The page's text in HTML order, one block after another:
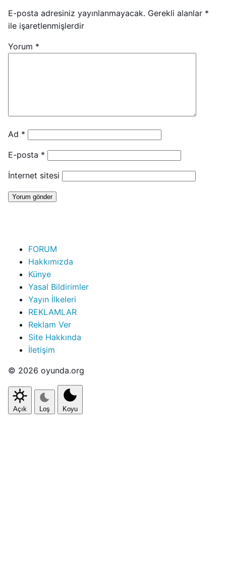
E-posta adresiniz yayınlanmayacak. Gerekli alanlar *
ile işaretlenmişlerdir
Yorum *
Ad *
E-posta *
İnternet sitesi
FORUM
Hakkımızda
Künye
Yasal Bildirimler
Yayın İlkeleri
REKLAMLAR
Reklam Ver
Site Hakkında
İletişim
© 2026 oyunda.org
Açık Loş Koyu